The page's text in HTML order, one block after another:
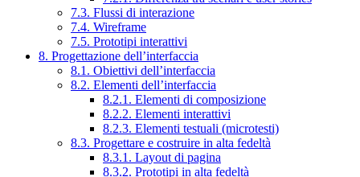
7.3. Flussi di interazione
7.4. Wireframe
7.5. Prototipi interattivi
8. Progettazione dell’interfaccia
8.1. Obiettivi dell’interfaccia
8.2. Elementi dell’interfaccia
8.2.1. Elementi di composizione
8.2.2. Elementi interattivi
8.2.3. Elementi testuali (microtesti)
8.3. Progettare e costruire in alta fedeltà
8.3.1. Layout di pagina
8.3.2. Prototipi in alta fedeltà